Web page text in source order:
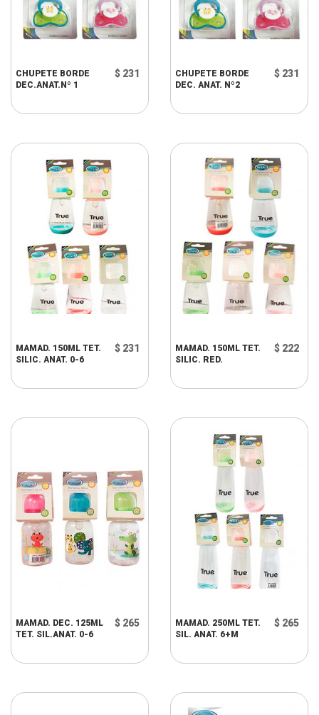
CHUPETE BORDE
DEC.ANAT.Nº 1
$ 231
CHUPETE BORDE
DEC. ANAT. Nº2
$ 231
MAMAD. 150ML TET.
SILIC. ANAT. 0-6
$ 231
MAMAD. 150ML TET.
SILIC. RED.
$ 222
MAMAD. DEC. 125ML
TET. SIL.ANAT. 0-6
$ 265
MAMAD. 250ML TET.
SIL. ANAT. 6+M
$ 265